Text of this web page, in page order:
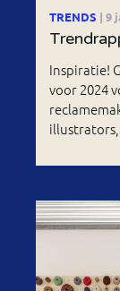
TRENDS | 9
Inspiratie!
voor 2024